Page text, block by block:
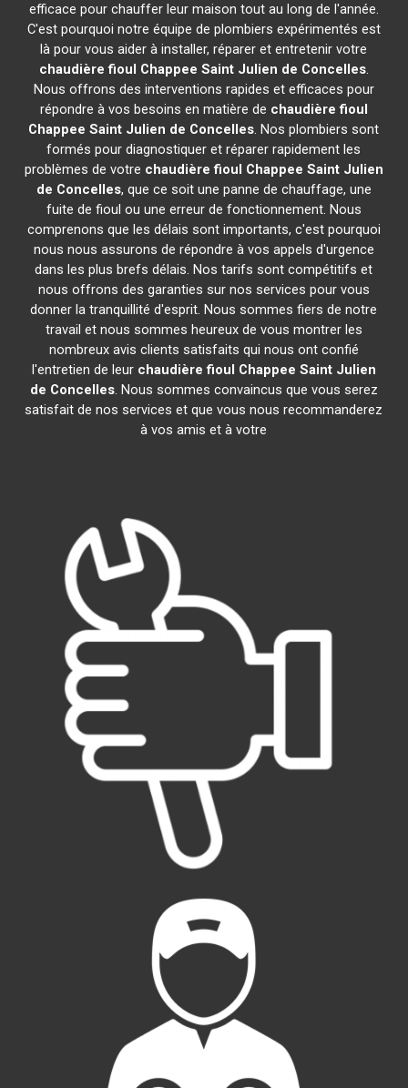
efficace pour chauffer leur maison tout au long de l'année.
C'est pourquoi notre équipe de plombiers expérimentés est
là pour vous aider à installer, réparer et entretenir votre
chaudière fioul Chappee Saint Julien de Concelles.
Nous offrons des interventions rapides et efficaces pour
répondre à vos besoins en matière de chaudière fioul
Chappee Saint Julien de Concelles. Nos plombiers sont
formés pour diagnostiquer et réparer rapidement les
problèmes de votre chaudière fioul Chappee Saint Julien
de Concelles, que ce soit une panne de chauffage, une
fuite de fioul ou une erreur de fonctionnement. Nous
comprenons que les délais sont importants, c'est pourquoi
nous nous assurons de répondre à vos appels d'urgence
dans les plus brefs délais. Nos tarifs sont compétitifs et
nous offrons des garanties sur nos services pour vous
donner la tranquillité d'esprit. Nous sommes fiers de notre
travail et nous sommes heureux de vous montrer les
nombreux avis clients satisfaits qui nous ont confié
l'entretien de leur chaudière fioul Chappee Saint Julien
de Concelles. Nous sommes convaincus que vous serez
satisfait de nos services et que vous nous recommanderez
à vos amis et à votre